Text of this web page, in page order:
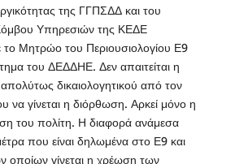
της ΓΓΠΣΔΔ και του
Υπηρεσιών της ΚΕΔΕ
Μητρώο του Περιουσιολογίου Ε9
του ΔΕΔΔΗΕ. Δεν απαιτείται η
δικαιολογητικού από τον
να γίνεται η διόρθωση. Αρκεί μόνο η
του πολίτη. Η διαφορά ανάμεσα
που είναι δηλωμένα στο Ε9 και
οποίων γίνεται η χρέωση των